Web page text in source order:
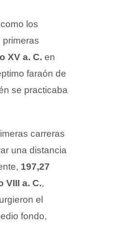
los
XV a. C. en
faraón de
se practicaba
carreras
una distancia
197,27
VIII a. C.,
el
fondo,